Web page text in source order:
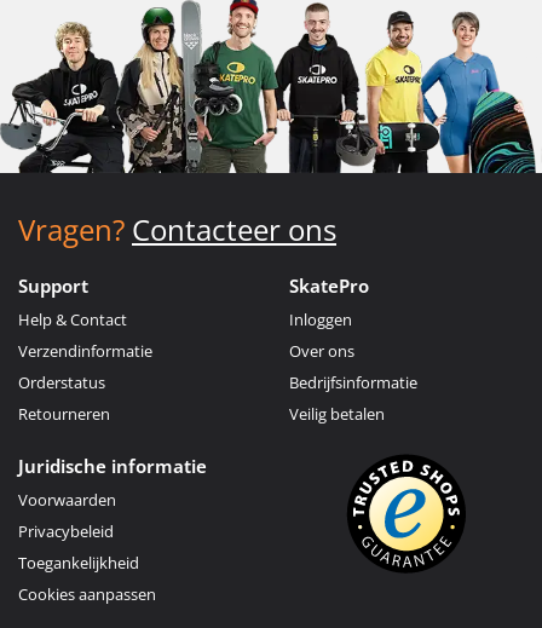
Vragen? Contacteer ons
Support
Help & Contact
Verzendinformatie
Orderstatus
Retourneren
SkatePro
Inloggen
Over ons
Bedrijfsinformatie
Veilig betalen
Juridische informatie
Voorwaarden
Privacybeleid
Toegankelijkheid
Cookies aanpassen